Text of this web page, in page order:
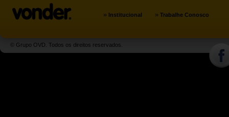
» Institucional » Trabalhe Conosco
© Grupo OVD. Todos os direitos reservados.